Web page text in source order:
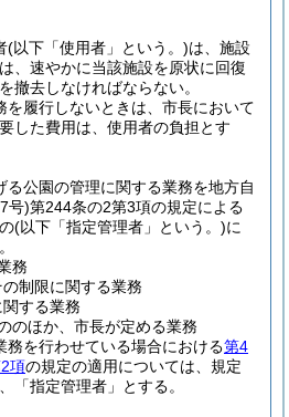
(以下「使用者」という。)は、施設
、速やかに当該施設を原状に回復
撤去しなければならない。
を履行しないときは、市長において
した費用は、使用者の負担とす
る公園の管理に関する業務を地方自
号)第244条の2第3項の規定による
(以下「指定管理者」という。)に
務
制限に関する業務
する業務
のほか、市長が定める業務
務を行わせている場合における第4
項の規定の適用については、規定
「指定管理者」とする。